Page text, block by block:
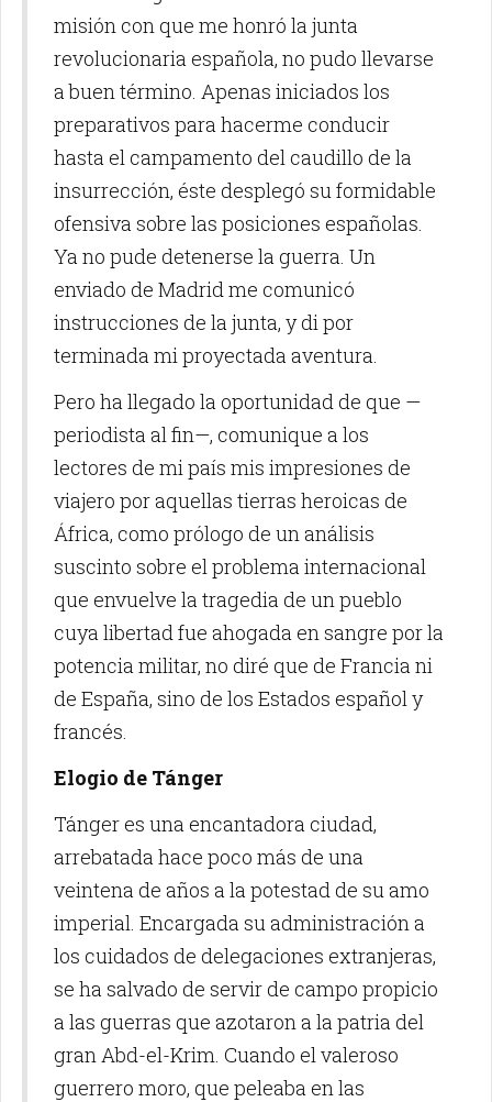
misión con que me honró la junta
revolucionaria española, no pudo llevarse
a buen término. Apenas iniciados los
preparativos para hacerme conducir
hasta el campamento del caudillo de la
insurrección, éste desplegó su formidable
ofensiva sobre las posiciones españolas.
Ya no pude detenerse la guerra. Un
enviado de Madrid me comunicó
instrucciones de la junta, y di por
terminada mi proyectada aventura.
Pero ha llegado la oportunidad de que —
periodista al fin—, comunique a los
lectores de mi país mis impresiones de
viajero por aquellas tierras heroicas de
África, como prólogo de un análisis
suscinto sobre el problema internacional
que envuelve la tragedia de un pueblo
cuya libertad fue ahogada en sangre por la
potencia militar, no diré que de Francia ni
de España, sino de los Estados español y
francés.
Elogio de Tánger
Tánger es una encantadora ciudad,
arrebatada hace poco más de una
veintena de años a la potestad de su amo
imperial. Encargada su administración a
los cuidados de delegaciones extranjeras,
se ha salvado de servir de campo propicio
a las guerras que azotaron a la patria del
gran Abd-el-Krim. Cuando el valeroso
guerrero moro, que peleaba en las